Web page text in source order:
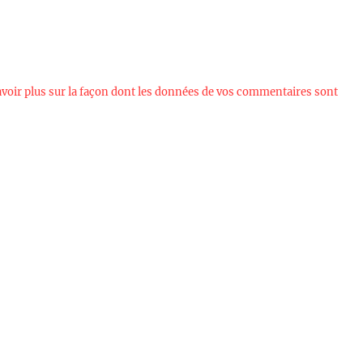
plus sur la façon dont les données de vos commentaires sont